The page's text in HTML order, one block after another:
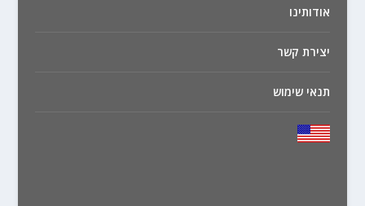
אודותינו
יצירת קשר
תנאי שימוש